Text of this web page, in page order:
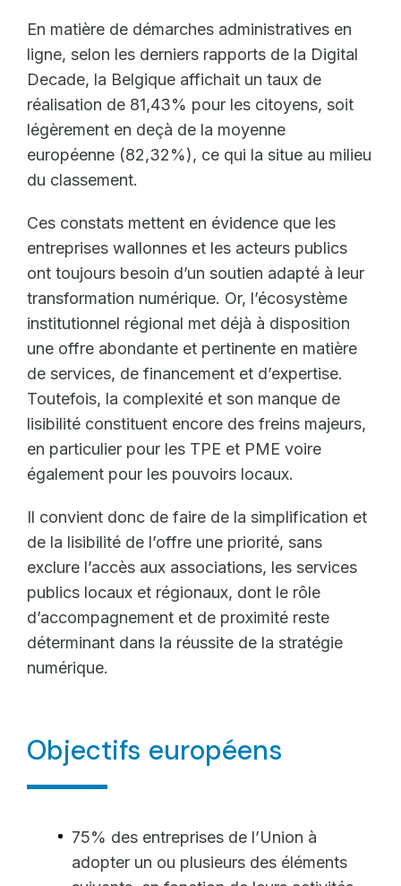
En matière de démarches administratives en
ligne, selon les derniers rapports de la Digital
Decade, la Belgique affichait un taux de
réalisation de 81,43% pour les citoyens, soit
légèrement en deçà de la moyenne
européenne (82,32%), ce qui la situe au milieu
du classement.
Ces constats mettent en évidence que les
entreprises wallonnes et les acteurs publics
ont toujours besoin d’un soutien adapté à leur
transformation numérique. Or, l’écosystème
institutionnel régional met déjà à disposition
une offre abondante et pertinente en matière
de services, de financement et d’expertise.
Toutefois, la complexité et son manque de
lisibilité constituent encore des freins majeurs,
en particulier pour les TPE et PME voire
également pour les pouvoirs locaux.
Il convient donc de faire de la simplification et
de la lisibilité de l’offre une priorité, sans
exclure l’accès aux associations, les services
publics locaux et régionaux, dont le rôle
d’accompagnement et de proximité reste
déterminant dans la réussite de la stratégie
numérique.
Objectifs européens
75% des entreprises de l’Union à
adopter un ou plusieurs des éléments